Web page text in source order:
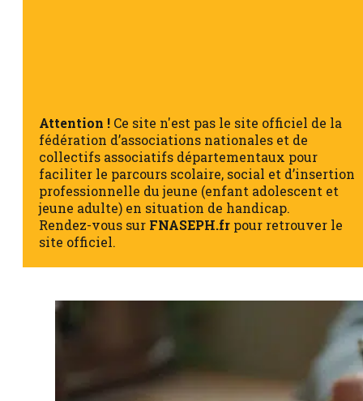
Attention ! Ce site n'est pas le site officiel de la
fédération d’associations nationales et de
collectifs associatifs départementaux pour
faciliter le parcours scolaire, social et d’insertion
professionnelle du jeune (enfant adolescent et
jeune adulte) en situation de handicap.
Rendez-vous sur FNASEPH.fr pour retrouver le
site officiel.